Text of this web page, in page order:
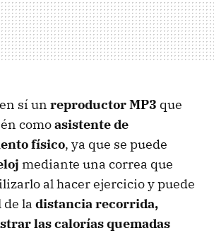
sí un reproductor MP3 que
comoasistente de
físico, ya que se puede
mediante una correa que
al hacer ejercicio y puede
la distancia recorrida,
las calorías quemadas